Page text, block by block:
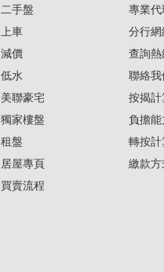
二手盤
上車
減價
低水
美聯豪宅
獨家樓盤
租盤
居屋專頁
買賣流程
專業代
分行網
查詢熱
聯絡我
按揭計
負擔
轉按計
繳款方